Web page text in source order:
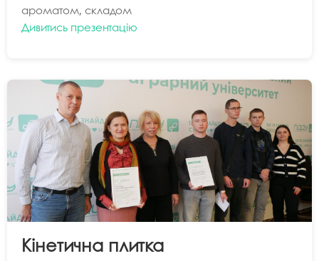
ароматом, складом
Дивитись презентацію
Кінетична плитка